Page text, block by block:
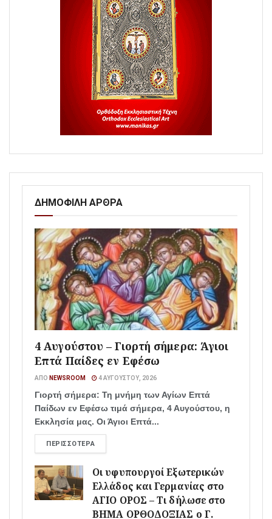
ΔΗΜΟΦΙΛΗ ΑΡΘΡΑ
4 Αυγούστου – Γιορτή σήμερα: Άγιοι
Επτά Παίδες εν Εφέσω
ΑΠΌ NEWSROOM 4 ΑΥΓΟΎΣΤΟΥ, 2026
Γιορτή σήμερα: Τη μνήμη των Αγίων Επτά
Παίδων εν Εφέσω τιμά σήμερα, 4 Αυγούστου, η
Εκκλησία μας. Οι Άγιοι Επτά...
ΠΕΡΙΣΣΌΤΕΡΑ
Οι υφυπουργοί Εξωτερικών
Ελλάδος και Γερμανίας στο
ΑΓΙΟ ΟΡΟΣ – Τι δήλωσε στο
ΒΗΜΑ ΟΡΘΟΔΟΞΙΑΣ ο Γ.